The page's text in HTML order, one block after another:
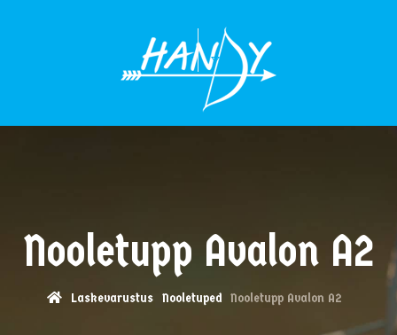
Nooletupp Avalon A2
Laskevarustus Nooletuped Nooletupp Avalon A2